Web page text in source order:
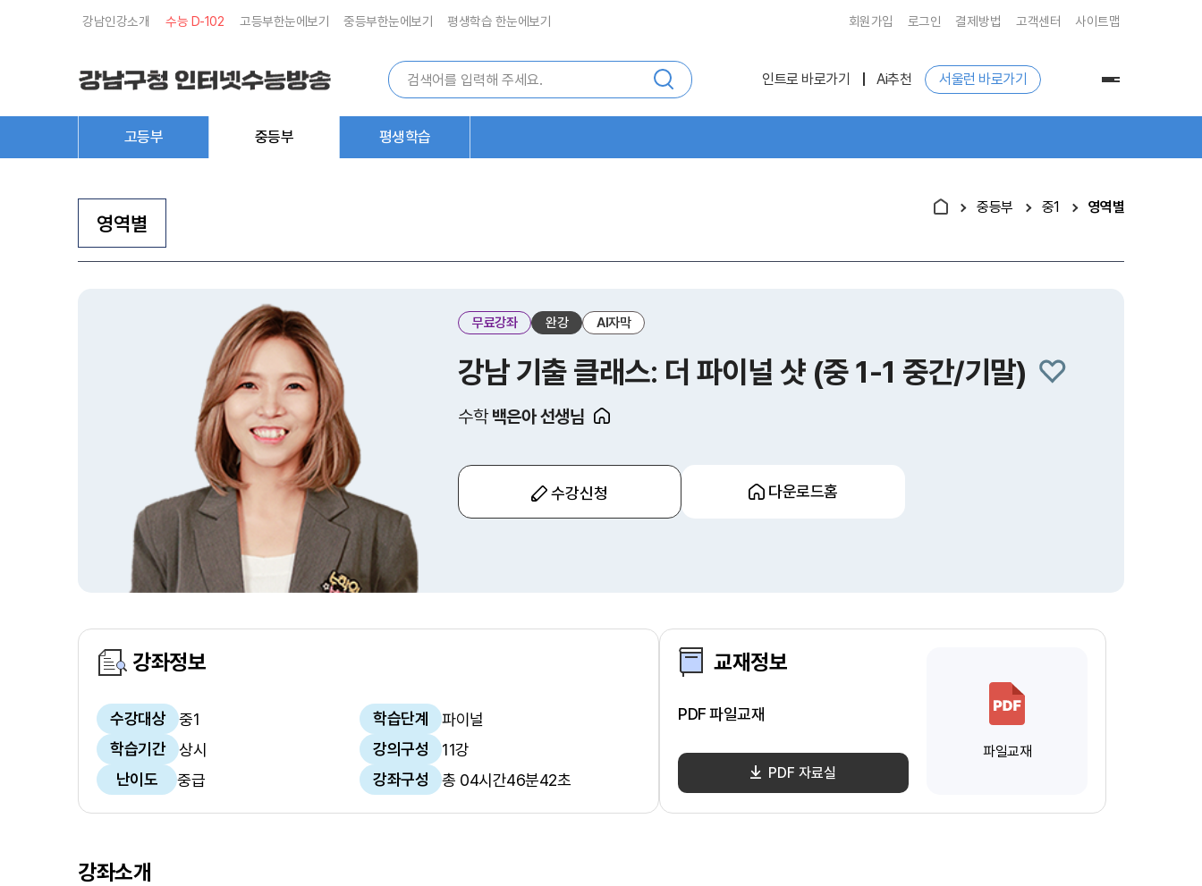
강남인강소개 수능 D-102 고등부한눈에보기 중등부한눈에보기 평생학습 한눈에보기 회원가입 로그인 결제방법 고객센터 사이트맵
통
합
색
인트로 바로가기 Ai추천 서울런 바로가기
전
메
고등부 중등부 평생학습
영역별
중등부 중1 영역별
무료강좌 완강 AI자막
강남 기출 클래스: 더 파이널 샷 (중 1-1 중간/기말)
수학백은아 선생님
수강신청 다운로드홈
강좌정보
수강대상 중1 학습단계
파이널
학습기간
상시 강의구성
11강
난이도
중급 강좌구성 총 04시간46분42초
교재정보
PDF 파일교재
PDF 자료실
파일교재
강좌소개